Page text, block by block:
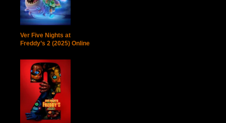
Ver Five Nights at
Freddy’s 2 (2025) Online